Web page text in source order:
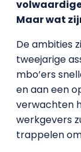
Maar wat
De ambities
tweejarige
mbo’ers
en aan een
verwachten
werkgevers
trappelen